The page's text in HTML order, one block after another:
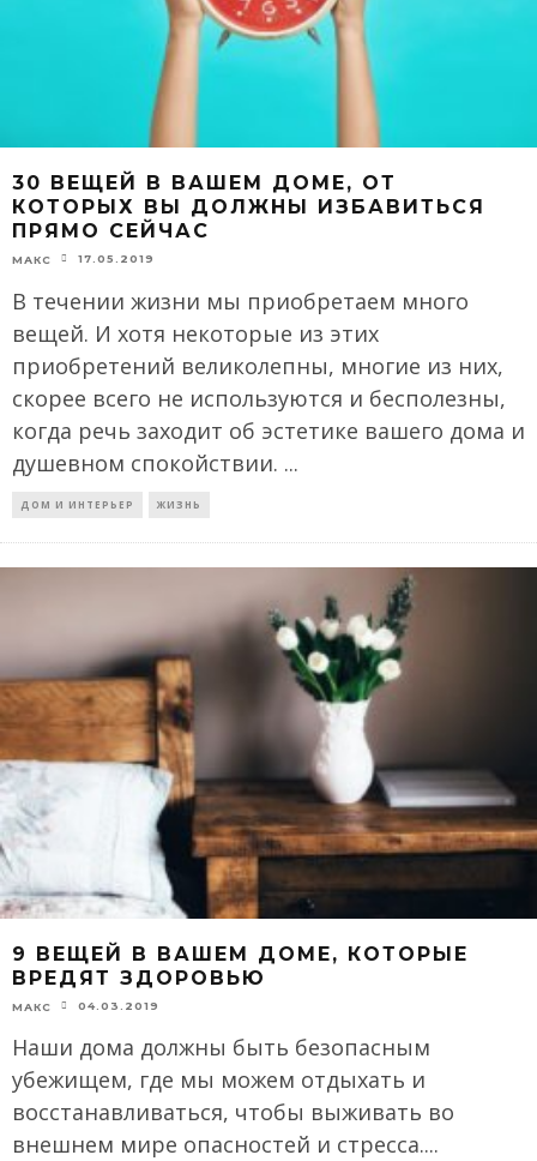
30 ВЕЩЕЙ В ВАШЕМ ДОМЕ, ОТ
КОТОРЫХ ВЫ ДОЛЖНЫ ИЗБАВИТЬСЯ
ПРЯМО СЕЙЧАС
МАКС 17.05.2019
В течении жизни мы приобретаем много
вещей. И хотя некоторые из этих
приобретений великолепны, многие из них,
скорее всего не используются и бесполезны,
когда речь заходит об эстетике вашего дома и
душевном спокойствии. ...
ДОМ И ИНТЕРЬЕР ЖИЗНЬ
9 ВЕЩЕЙ В ВАШЕМ ДОМЕ, КОТОРЫЕ
ВРЕДЯТ ЗДОРОВЬЮ
МАКС 04.03.2019
Наши дома должны быть безопасным
убежищем, где мы можем отдыхать и
восстанавливаться, чтобы выживать во
внешнем мире опасностей и стресса....